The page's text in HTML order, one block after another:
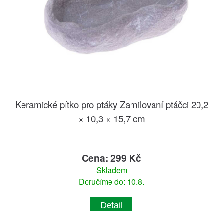
Keramické pítko pro ptáky Zamilovaní ptáčci 20,2
× 10,3 × 15,7 cm
Cena: 299 Kč
Skladem
Doručíme do: 10.8.
Detail